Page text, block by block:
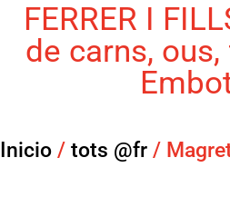
FERRER I
de carns,
Inicio / tots @fr /